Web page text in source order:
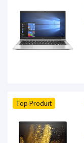
Top Produit